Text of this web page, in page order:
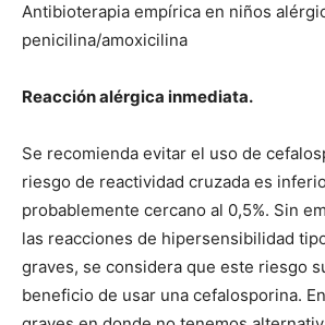
Antibioterapia empírica en niños
penicilina/amoxicilina
Reacción alérgica inmediata.
Se recomienda evitar el uso de
riesgo de reactividad cruzada es
probablemente cercano al 0,5%. Sin
las reacciones de hipersensibilidad
graves, se considera que este riesgo
beneficio de usar una cefalosporina.